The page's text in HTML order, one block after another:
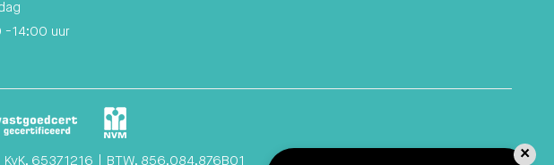
-14:00 uur
KvK. 65371216 BTW. 856.084.876B01 ×
Ontvang